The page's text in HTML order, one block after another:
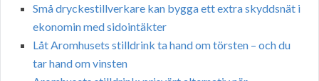
Små dryckestillverkare kan bygga ett extra skyddsnät i
ekonomin med sidointäkter
Låt Aromhusets stilldrink ta hand om törsten – och du
tar hand om vinsten